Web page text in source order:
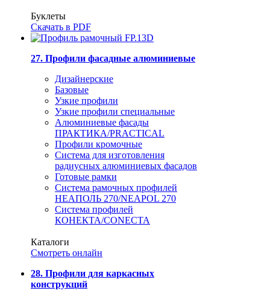
Буклеты
Скачать в PDF
27. Профили фасадные алюминиевые
Дизайнерские
Базовые
Узкие профили
Узкие профили специальные
Алюминиевые фасады
ПРАКТИКА/PRACTICAL
Профили кромочные
Система для изготовления
радиусных алюминиевых фасадов
Готовые рамки
Система рамочных профилей
НЕАПОЛЬ 270/NEAPOL 270
Система профилей
КОНЕКТА/CONECTA
Каталоги
Смотреть онлайн
28. Профили для каркасных
конструкций